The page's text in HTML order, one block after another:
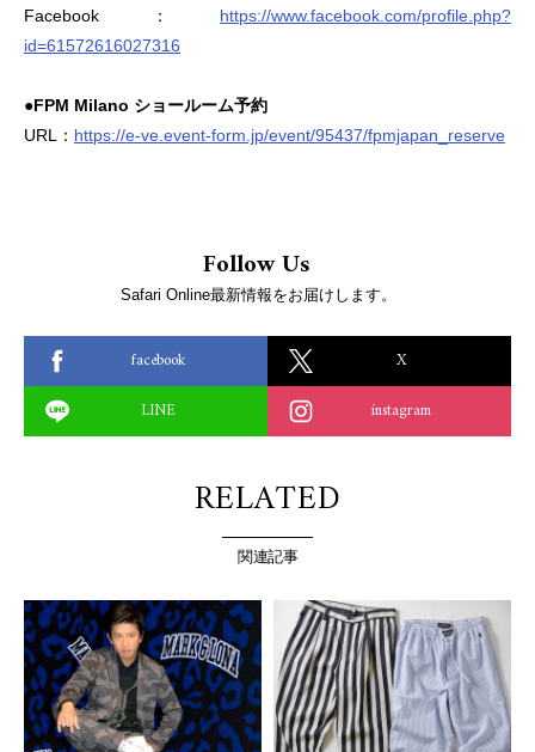
Facebook： https://www.facebook.com/profile.php?
id=61572616027316
●FPM Milano ショールーム予約
URL： https://e-ve.event-form.jp/event/95437/fpmjapan_reserve
Follow Us
Safari Online最新情報をお届けします。
facebook
X
LINE
instagram
RELATED
関連記事